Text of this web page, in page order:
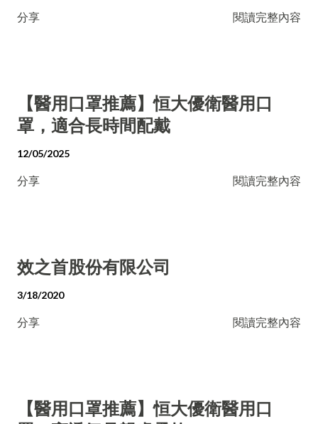
分享 閱讀完整內容
【醫用口罩推薦】恒大優衛醫用口
罩，適合長時間配戴
12/05/2025
分享 閱讀完整內容
效之首股份有限公司
3/18/2020
分享 閱讀完整內容
【醫用口罩推薦】恒大優衛醫用口